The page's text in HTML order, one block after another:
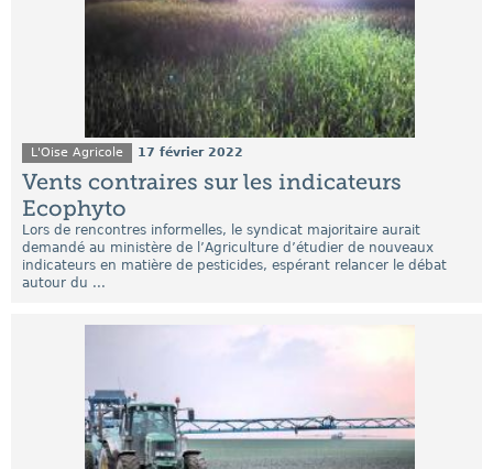
L'Oise Agricole 17 février 2022
Vents contraires sur les indicateurs
Ecophyto
Lors de rencontres informelles, le syndicat majoritaire aurait
demandé au ministère de l’Agriculture d’étudier de nouveaux
indicateurs en matière de pesticides, espérant relancer le débat
autour du ...